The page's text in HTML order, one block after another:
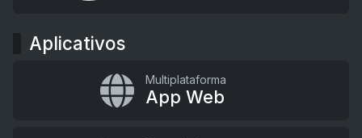
Aplicativos
Multiplataforma
App Web